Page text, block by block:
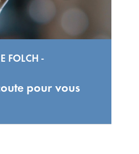
FOLCH -
pour vous